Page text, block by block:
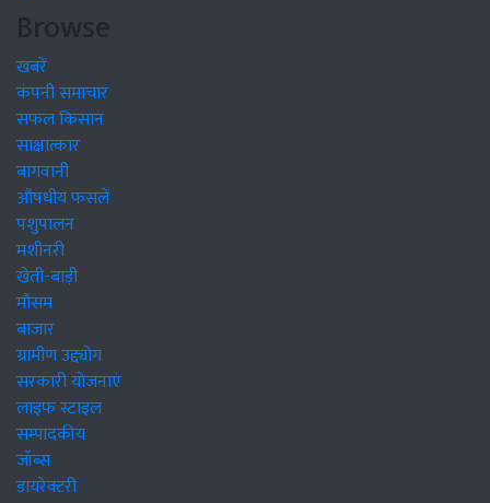
Browse
खबरें
कंपनी समाचार
सफल किसान
साक्षात्कार
बागवानी
औषधीय फसलें
पशुपालन
मशीनरी
खेती-बाड़ी
मौसम
बाजार
ग्रामीण उद्द्योग
सरकारी योजनाएं
लाइफ स्टाइल
सम्पादकीय
जॉब्स
डायरेक्टरी